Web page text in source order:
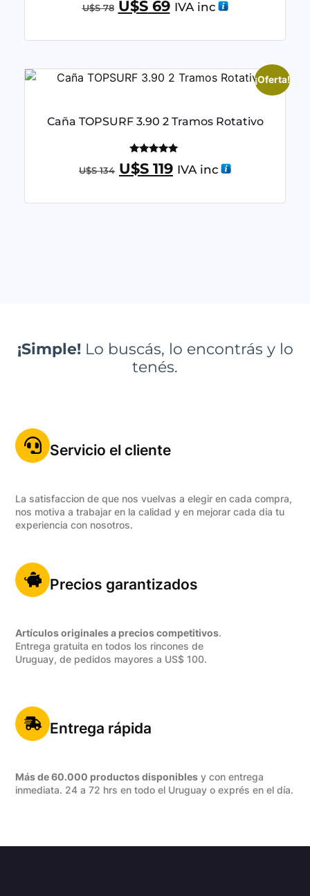
U$S78 U$S69 IVA inc
¡Oferta!
Caña TOPSURF 3.90 2 Tramos Rotativo
Valorado
con
5.00
U$S134 U$S 119 IVA inc
¡Simple!Lo buscás, lo encontrás y lo
tenés.
Servicio el cliente
La satisfaccion de que nos vuelvas a elegir en cada compra,
nos motiva a trabajar en la calidad y en mejorar cada dia tu
experiencia con nosotros.
Precios garantizados
Artículos originales a precios competitivos.
Entrega gratuita en todos los rincones de
Uruguay, de pedidos mayores a US$ 100.
Entrega rápida
Más de 60.000 productos disponibles y con entrega
inmediata. 24 a 72 hrs en todo el Uruguay o exprés en el día.